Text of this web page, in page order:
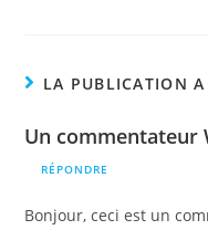
LA PUBLICATION
Un commentateur
RÉPONDRE
Bonjour, ceci est un